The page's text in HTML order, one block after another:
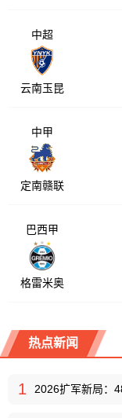
中超
云南玉昆
中甲
定南赣联
巴西甲
格雷米奥
热点新闻
1 2026扩军新局：